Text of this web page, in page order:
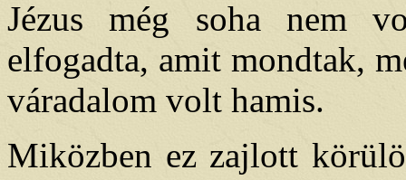
Jézus még soha nem
elfogadta, amit mondtak,
váradalom volt hamis.
Miközben ez zajlott